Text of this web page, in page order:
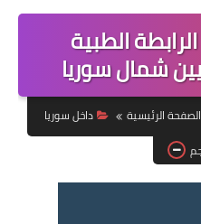
القائمة
مناقصات
فرص عمل داخل سوريا
فرص عمل في تركيا
فرص عمل في العراق
الطبية
شمال سوريا
الصفحة الرئيسية
داخل سوريا